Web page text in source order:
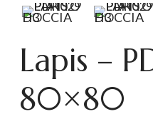
Lapis –
80×80